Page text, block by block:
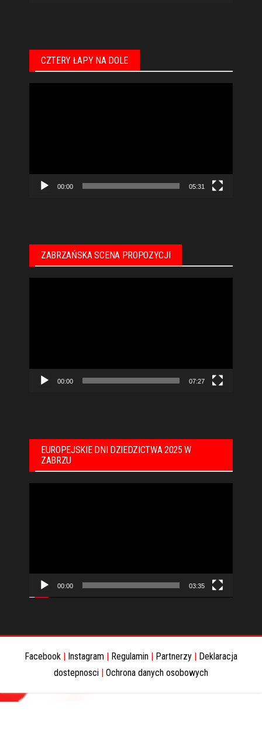
CZTERY ŁAPY NA DOLE
00:00 05:31
ZABRZAŃSKA SCENA PROPOZYCJI
00:00 07:27
EUROPEJSKIE DNI DZIEDZICTWA 2025 W
ZABRZU
00:00 03:35
Facebook Instagram Regulamin Partnerzy
Deklaracja
dostepnosci
Ochrona danych osobowych